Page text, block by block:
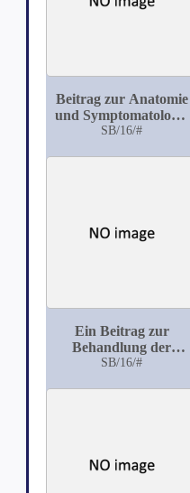
Beitrag zur Anatomie
und Symptomatologie
der syphilitischen
SB/16/#
Ein Beitrag zur
Behandlung der
progressiven Paralyse
SB/16/#